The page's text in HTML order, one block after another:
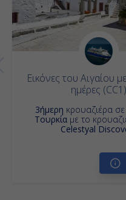
Εικόνες του Αιγαίου
ημέρες (CC1)
3ήμερη κρουαζιέρα
Τουρκία με το
Celestyal